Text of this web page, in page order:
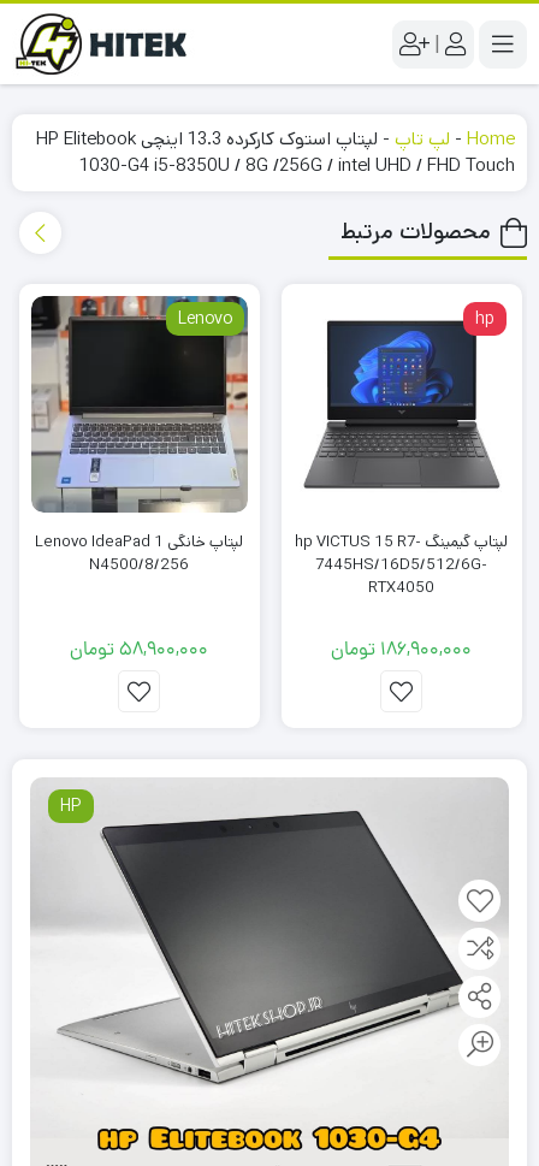
|
Home
- لپ تاپ -
لپتاپ استوک کارکرده 13.3 اینچی HP Elitebook
1030-G4 i5-8350U / 8G /256G / intel UHD / FHD Touch
محصولات مرتبط
hp
لپتاپ گیمینگ hp VICTUS 15 R7-
7445HS/16D5/512/6G-
RTX4050
186,900,000 تومان
Lenovo
لپتاپ خانگی Lenovo IdeaPad 1
N4500/8/256
58,900,000تومان
HP